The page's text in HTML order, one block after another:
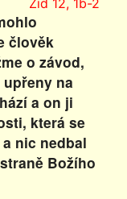
Žid 12, 1b-2
člověk
o závod,
na
a on ji
která se
nic nedbal
Božího